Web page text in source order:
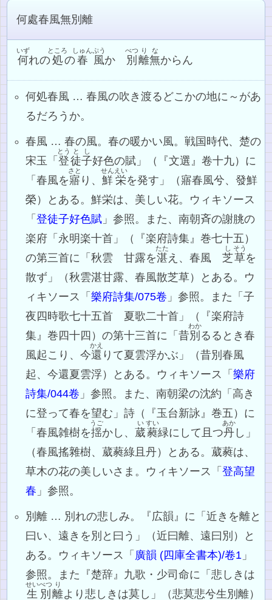
何處春風無別離
何
いず
れの処
ところ
の春
しゅん
風
ぷう
か 別
べつ
離
り
無
な
からん
何処春風 … 春風の吹き渡るどこかの地に～があ
るだろうか。
春風 … 春の風。春の暖かい風。戦国時代、楚の
宋玉「登
とう
徒子
とし
好色の賦」（『文選』卷十九）に
「春風を寤
さと
り、鮮栄
せんえい
を発す」（寤春風兮、發鮮
榮）とある。鮮栄は、美しい花。ウィキソース
「登徒子好色賦 」参照。また、南朝斉の謝朓の
楽府「永明楽十首」（『楽府詩集』巻七十五）
の第三首に「秋雲 甘露を湛
たた
え、春風芝
し
草
そう
を
散ず」（秋雲湛甘露、春風散芝草）とある。ウ
ィキソース「樂府詩集/075卷 」参照。また「子
夜四時歌七十五首 夏歌二十首」（『楽府詩
集』巻四十四）の第十三首に「昔別
わか
るるとき春
風起こり、今還
かえ
りて夏雲浮かぶ」（昔別春風
起、今還夏雲浮）とある。ウィキソース「樂府
詩集/044卷 」参照。また、南朝梁の沈約「高き
に登って春を望む」詩（『玉台新詠』巻五）に
「春風雑樹を揺
うご
かし、葳
い
蕤
すい
緑にして且つ丹
あか
し」
（春風搖雜樹、葳蕤綠且丹）とある。葳蕤は、
草木の花の美しいさま。ウィキソース「登高望
春 」参照。
別離 … 別れの悲しみ。『広韻』に「近きを離と
曰い、遠きを別と曰う」（近曰離、遠曰別）と
ある。ウィキソース「 廣韻 (四庫全書本)/卷1 」
参照。また『楚辞』九歌・少司命に「悲しきは
生
せい
別
べつ
離
り
より悲しきは莫し」（悲莫悲兮生別離）